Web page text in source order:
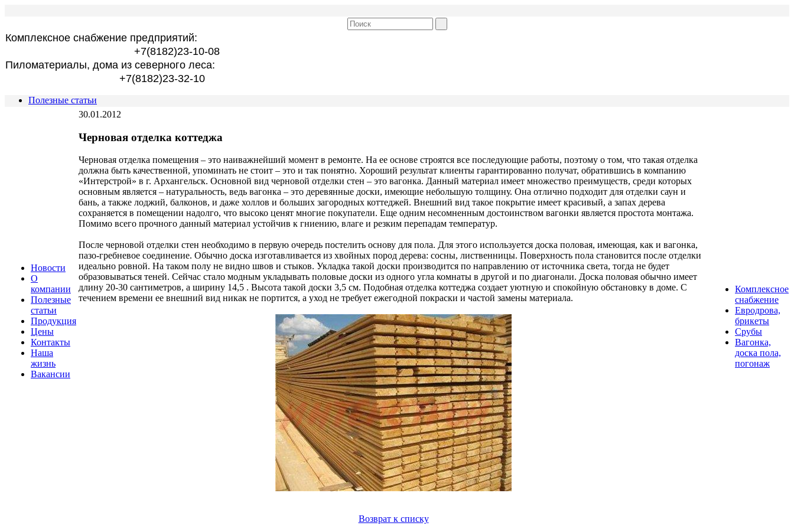
Комплексное снабжение предприятий:
+7(8182)23-10-08
Пиломатериалы, дома из северного леса:
+7(8182)23-32-10
Полезные статьи
Новости
О
компании
Полезные
статьи
Продукция
Цены
Контакты
Наша
жизнь
Вакансии
30.01.2012
Черновая отделка коттеджа
Черновая отделка помещения – это наиважнейший момент в ремонте. На ее основе строятся все последующие работы, поэтому о том, что такая отделка
должна быть качественной, упоминать не стоит – это и так понятно. Хороший результат клиенты гарантированно получат, обратившись в компанию
«Интерстрой» в г. Архангельск. Основной вид черновой отделки стен – это вагонка. Данный материал имеет множество преимуществ, среди которых
основным является – натуральность, ведь вагонка – это деревянные доски, имеющие небольшую толщину. Она отлично подходит для отделки саун и
бань, а также лоджий, балконов, и даже холлов и больших загородных коттеджей. Внешний вид такое покрытие имеет красивый, а запах дерева
сохраняется в помещении надолго, что высоко ценят многие покупатели. Еще одним несомненным достоинством вагонки является простота монтажа.
Помимо всего прочного данный материал устойчив к гниению, влаге и резким перепадам температур.
После черновой отделки стен необходимо в первую очередь постелить основу для пола. Для этого используется доска половая, имеющая, как и вагонка,
пазо-гребневое соединение. Обычно доска изготавливается из хвойных пород дерева: сосны, лиственницы. Поверхность пола становится после отделки
идеально ровной. На таком полу не видно швов и стыков. Укладка такой доски производится по направлению от источника света, тогда не будет
образовываться теней. Сейчас стало модным укладывать половые доски из одного угла комнаты в другой и по диагонали. Доска половая обычно имеет
длину 20-30 сантиметров, а ширину 14,5 . Высота такой доски 3,5 см. Подобная отделка коттеджа создает уютную и спокойную обстановку в доме. С
течением времени ее внешний вид никак не портится, а уход не требует ежегодной покраски и частой замены материала.
Возврат к списку
Комплексное
снабжение
Евродрова,
брикеты
Срубы
Вагонка,
доска пола,
погонаж